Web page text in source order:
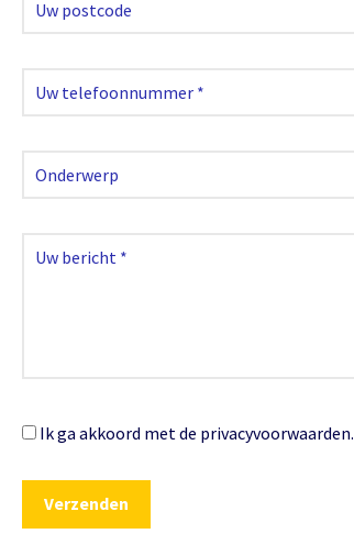
Ik ga akkoord met de privacyvoorwaarden.